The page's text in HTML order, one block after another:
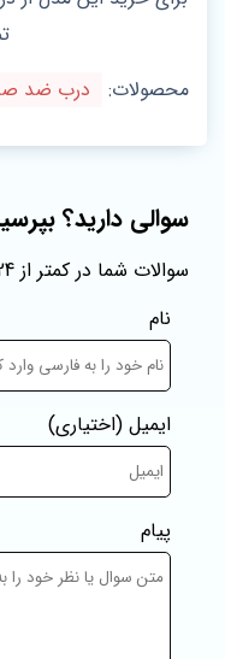
محصولات:
درب ضد
سوالی دارید؟
سوالات شما در کمتر از 24 ساعت پاسخ داده خواهند شد
نام
ایمیل (اختیاری)
پیام